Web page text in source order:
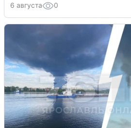
6 августа 0